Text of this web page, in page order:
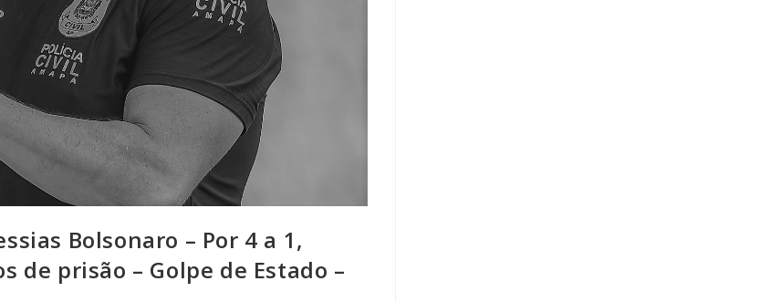
Bolsonaro – Por 4 a 1,
de prisão – Golpe de Estado –